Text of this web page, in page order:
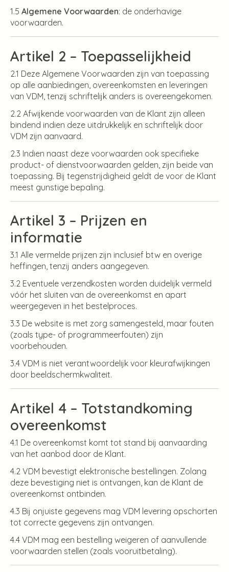
1.5 Algemene Voorwaarden: de onderhavige
voorwaarden.
Artikel 2 – Toepasselijkheid
2.1 Deze Algemene Voorwaarden zijn van toepassing
op alle aanbiedingen, overeenkomsten en leveringen
van VDM, tenzij schriftelijk anders is overeengekomen.
2.2 Afwijkende voorwaarden van de Klant zijn alleen
bindend indien deze uitdrukkelijk en schriftelijk door
VDM zijn aanvaard.
2.3 Indien naast deze voorwaarden ook specifieke
product- of dienstvoorwaarden gelden, zijn beide van
toepassing. Bij tegenstrijdigheid geldt de voor de Klant
meest gunstige bepaling.
Artikel 3 – Prijzen en
informatie
3.1 Alle vermelde prijzen zijn inclusief btw en overige
heffingen, tenzij anders aangegeven.
3.2 Eventuele verzendkosten worden duidelijk vermeld
vóór het sluiten van de overeenkomst en apart
weergegeven in het bestelproces.
3.3 De website is met zorg samengesteld, maar fouten
(zoals type- of programmeerfouten) zijn
voorbehouden.
3.4 VDM is niet verantwoordelijk voor kleurafwijkingen
door beeldschermkwaliteit.
Artikel 4 – Totstandkoming
overeenkomst
4.1 De overeenkomst komt tot stand bij aanvaarding
van het aanbod door de Klant.
4.2 VDM bevestigt elektronische bestellingen. Zolang
deze bevestiging niet is ontvangen, kan de Klant de
overeenkomst ontbinden.
4.3 Bij onjuiste gegevens mag VDM levering opschorten
tot correcte gegevens zijn ontvangen.
4.4 VDM mag een bestelling weigeren of aanvullende
voorwaarden stellen (zoals vooruitbetaling).